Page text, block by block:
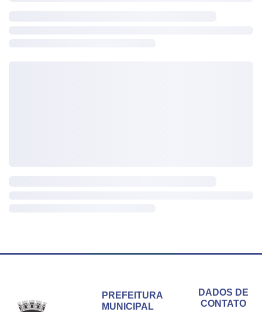
PREFEITURA
MUNICIPAL
DADOS DE
CONTATO